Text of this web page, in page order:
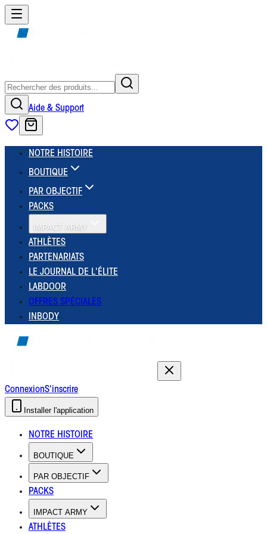
Aide & Support
NOTRE HISTOIRE
BOUTIQUE
PAR OBJECTIF
PACKS
IMPACT ARMY
ATHLÈTES
PARTENARIATS
LE JOURNAL DE L'ÉLITE
LABDOOR
OFFRES SPÉCIALES
INBODY
ConnexionS'inscrire
Installer l'application
NOTRE HISTOIRE
BOUTIQUE
PAR OBJECTIF
PACKS
IMPACT ARMY
ATHLÈTES